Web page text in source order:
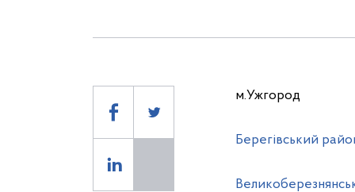
м.Ужгород
Берегівський